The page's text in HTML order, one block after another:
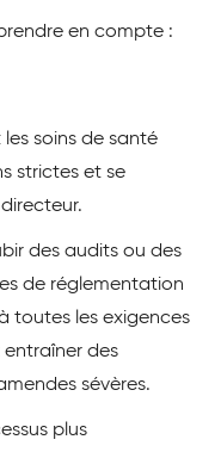
en compte :
soins de santé
strictes et se
des audits ou des
de réglementation
toutes les exigences
des
sévères.
plus